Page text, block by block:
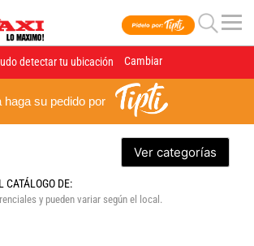
detectar tu ubicación Cambiar
haga su pedido por
Ver categorías
CATÁLOGO DE:
y pueden variar según el local.